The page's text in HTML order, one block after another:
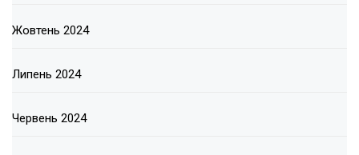
Жовтень 2024
Липень 2024
Червень 2024